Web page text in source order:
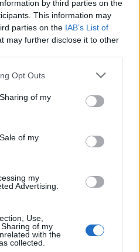
by third parties on the
This information may
parties on the IAB’s List of
may further disclose it to other
app uses one or more Google
behaviour. You may click to
and its third-party tags to
purposes in below Google
Opt Outs
of my
of my
my
Advertising.
Use,
of my
with the
collected.
történésznek meséli el
mely átszőtte amerikai
emberek világába,